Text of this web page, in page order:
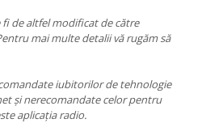
de altfel modificat de către
mai multe detalii vă rugăm să
iubitorilor de tehnologie
și nerecomandate celor pentru
aplicația radio.